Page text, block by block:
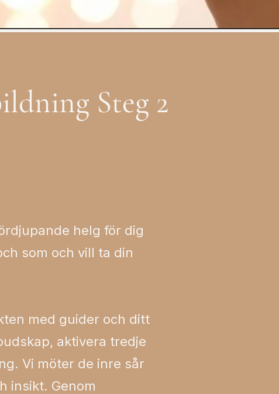
Steg 2
helg för dig
som och vill ta din
med guider och ditt
aktivera tredje
Vi möter de inre sår
insikt. Genom